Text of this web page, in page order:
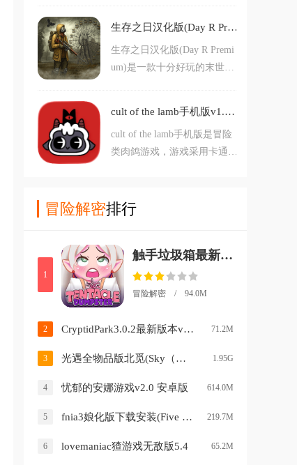
形，在资源匮乏的世界里搜寻
能，努力活下去。
自由的剧情推进与资源管理。
灰暗画风与沉浸式氛围交织，
带来真实而残酷的生存挑战。
生存之日汉化版(Day R Premium)v1.883 安卓版
生存之日汉化版(Day R Premi
um)是一款十分好玩的末世生
末日生存体验，在这个废墟般
的世界中有着许多的怪物在游
荡，这里只有暴力的统治，疾
一番末日生存的感觉吧。
cult of the lamb手机版v1.4.6 安卓版
cult of the lamb手机版是冒险
类肉鸽游戏，游戏采用卡通风
地牢当中展开冒险，消灭各种
的玩家不要错过，欢迎大家在
本站下载游玩。
冒险解密排行
1
触手垃圾箱最新版本(Tentacle Dumpster)v0.1.58 安卓版
冒险解密 / 94.0M
2 CryptidPark3.0.2最新版本v3.0.2 安卓版 71.2M
3 光遇全物品版北觅(Sky（全物品）)v0.15.5 安卓版 1.95G
4 忧郁的安娜游戏v2.0 安卓版 614.0M
5 fnia3娘化版下载安装(Five Night in Anime 3 )v1.0 手机版 219.7M
6 lovemaniac猹游戏无敌版5.4 65.2M